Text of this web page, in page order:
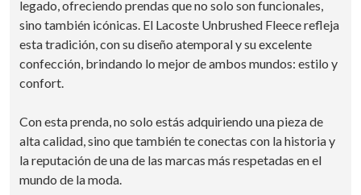
legado, ofreciendo prendas que no solo son funcionales,
sino también icónicas. El Lacoste Unbrushed Fleece refleja
esta tradición, con su diseño atemporal y su excelente
confección, brindando lo mejor de ambos mundos: estilo y
confort.
Con esta prenda, no solo estás adquiriendo una pieza de
alta calidad, sino que también te conectas con la historia y
la reputación de una de las marcas más respetadas en el
mundo de la moda.